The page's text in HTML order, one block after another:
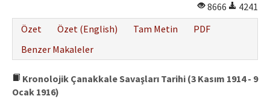
8666
4241
Özet
Özet (English) Tam Metin
PDF
Benzer Makaleler
Kronolojik Çanakkale Savaşları Tarihi (3 Kasım 1914 - 9
Ocak 1916)